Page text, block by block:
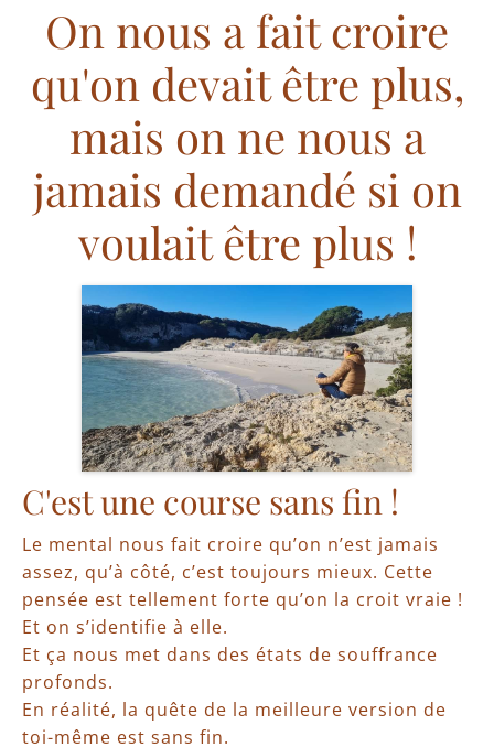
On nous a fait croire
qu'on devait être plus,
mais on ne nous a
jamais demandé si on
voulait être plus !
C'est une course sans fin !
Le mental nous fait croire qu’on n’est jamais
assez, qu’à côté, c’est toujours mieux. Cette
pensée est tellement forte qu’on la croit vraie !
Et on s’identifie à elle.
Et ça nous met dans des états de souffrance
profonds.
En réalité, la quête de la meilleure version de
toi-même est sans fin.